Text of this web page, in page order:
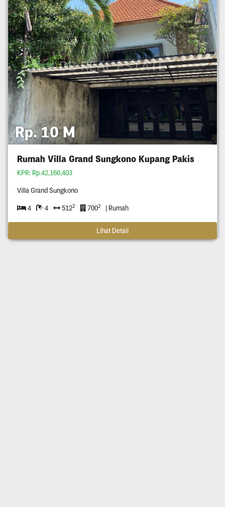
Rp. 10 M
Rumah Villa Grand Sungkono Kupang Pakis
KPR: Rp.42,160,403
Villa Grand Sungkono
4 4 5122 7002 | Rumah
Lihat Detail